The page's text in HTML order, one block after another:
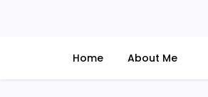
Home About Me